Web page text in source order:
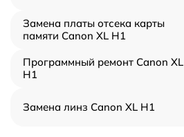
Замена платы отсека карты
памяти Canon XL H1
Программный ремонт Canon XL
H1
Замена линз Canon XL H1